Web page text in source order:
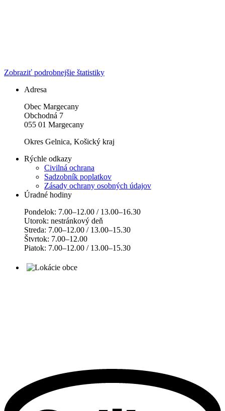
Zobraziť podrobnejšie štatistiky
Adresa
Obec Margecany
Obchodná 7
055 01 Margecany
Okres Gelnica, Košický kraj
Rýchle odkazy
Civilná ochrana
Sadzobník poplatkov
Zásady ochrany osobných údajov
Úradné hodiny
Pondelok: 7.00–12.00 / 13.00–16.30
Utorok: nestránkový deň
Streda: 7.00–12.00 / 13.00–15.30
Štvrtok: 7.00–12.00
Piatok: 7.00–12.00 / 13.00–15.30